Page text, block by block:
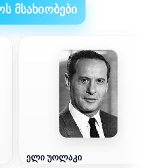
მსახიობები
ელი უოლაკი